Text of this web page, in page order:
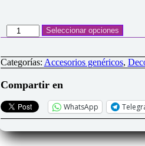
Bandeja
tokens
personalizada
cantidad
Seleccionar opciones
Categorías: Accesorios genéricos,
Compartir en
WhatsApp